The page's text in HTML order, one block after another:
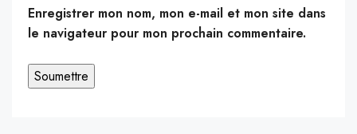
Enregistrer mon nom, mon e-mail et mon site dans
le navigateur pour mon prochain commentaire.